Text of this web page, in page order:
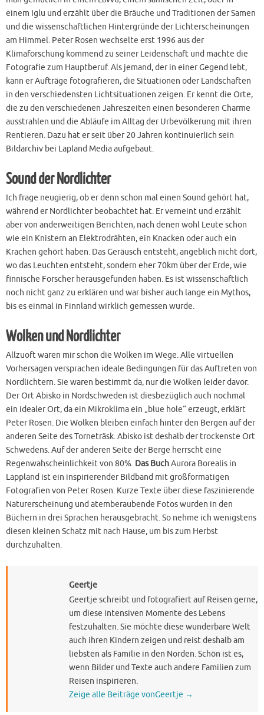
einem Iglu und erzählt über die Bräuche und Traditionen der Samen
und die wissenschaftlichen Hintergründe der Lichterscheinungen
am Himmel. Peter Rosen wechselte erst 1996 aus der
Klimaforschung kommend zu seiner Leidenschaft und machte die
Fotografie zum Hauptberuf. Als jemand, der in einer Gegend lebt,
kann er Aufträge fotografieren, die Situationen oder Landschaften
in den verschiedensten Lichtsituationen zeigen. Er kennt die Orte,
die zu den verschiedenen Jahreszeiten einen besonderen Charme
ausstrahlen und die Abläufe im Alltag der Urbevölkerung mit ihren
Rentieren. Dazu hat er seit über 20 Jahren kontinuierlich sein
Bildarchiv bei Lapland Media aufgebaut.
Sound der Nordlichter
Ich frage neugierig, ob er denn schon mal einen Sound gehört hat,
während er Nordlichter beobachtet hat. Er verneint und erzählt
aber von anderweitigen Berichten, nach denen wohl Leute schon
wie ein Knistern an Elektrodrähten, ein Knacken oder auch ein
Krachen gehört haben. Das Geräusch entsteht, angeblich nicht dort,
wo das Leuchten entsteht, sondern eher 70km über der Erde, wie
finnische Forscher herausgefunden haben. Es ist wissenschaftlich
noch nicht ganz zu erklären und war bisher auch lange ein Mythos,
bis es einmal in Finnland wirklich gemessen wurde.
Wolken und Nordlichter
Allzuoft waren mir schon die Wolken im Wege. Alle virtuellen
Vorhersagen versprachen ideale Bedingungen für das Auftreten von
Nordlichtern. Sie waren bestimmt da, nur die Wolken leider davor.
Der Ort Abisko in Nordschweden ist diesbezüglich auch nochmal
ein idealer Ort, da ein Mikroklima ein „blue hole“ erzeugt, erklärt
Peter Rosen. Die Wolken bleiben einfach hinter den Bergen auf der
anderen Seite des Torneträsk. Abisko ist deshalb der trockenste Ort
Schwedens. Auf der anderen Seite der Berge herrscht eine
Regenwahscheinlichkeit von 80%. Das BuchAurora Borealis in
Lappland ist ein inspirierender Bildband mit großformatigen
Fotografien von Peter Rosen. Kurze Texte über diese faszinierende
Naturerscheinung und atemberaubende Fotos wurden in den
Büchern in drei Sprachen herausgebracht. So nehme ich wenigstens
diesen kleinen Schatz mit nach Hause, um bis zum Herbst
durchzuhalten.
Geertje
Geertje schreibt und fotografiert auf Reisen gerne,
um diese intensiven Momente des Lebens
festzuhalten. Sie möchte diese wunderbare Welt
auch ihren Kindern zeigen und reist deshalb am
liebsten als Familie in den Norden. Schön ist es,
wenn Bilder und Texte auch andere Familien zum
Reisen inspirieren.
Zeige alle Beiträge vonGeertje →